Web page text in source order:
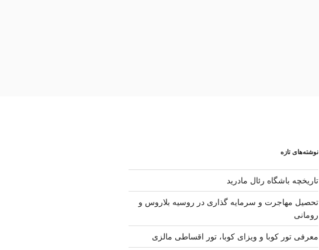
نوشته‌های تازه
تاریخچه باشگاه رئال مادرید
تحصیل مهاجرت و سرمایه گذاری در روسیه بلاروس و
رومانی
معرفی تور کوبا و ویزای کوبا، تور اقساطی مالزی